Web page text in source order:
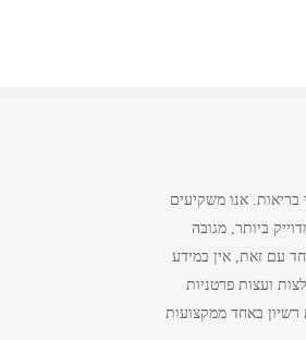
בריאות. אנו משקיעים
ביותר, מגובה
עם זאת, אין במידע
ועצות פרטניות
רשיון באחד ממקצועות